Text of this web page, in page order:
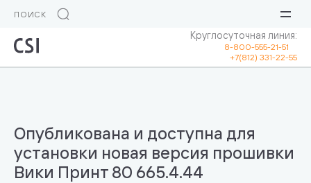
Круглосуточная линия:
8-800-555-21-51
+7(812) 331-22-55
Опубликована и доступна для
установки новая версия прошивки
Вики Принт 80 665.4.44